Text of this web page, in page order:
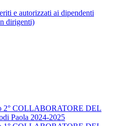
e autorizzati ai dipendenti
dirigenti)
2° COLLABORATORE DEL
Paola 2024-2025